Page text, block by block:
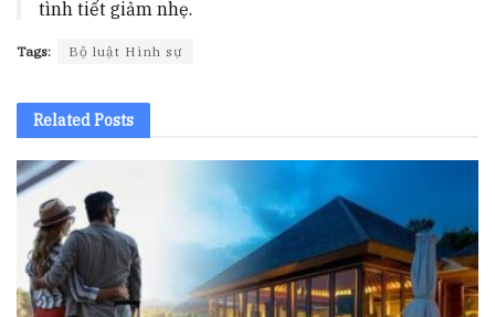
tình tiết giảm nhẹ.
Tags: Bộ luật Hình sự
RelatedPosts